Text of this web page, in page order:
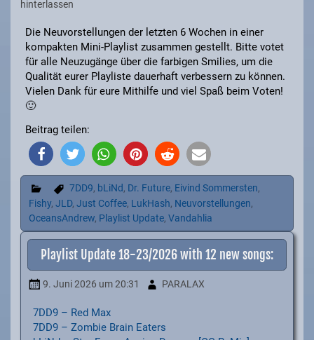
hinterlassen
Die Neuvorstellungen der letzten 6 Wochen in einer
kompakten Mini-Playlist zusammen gestellt. Bitte votet
für alle Neuzugänge über die farbigen Smilies, um die
Qualität eurer Playliste dauerhaft verbessern zu können.
Vielen Dank für eure Mithilfe und viel Spaß beim Voten!
🙂
Beitrag teilen:
7DD9, bLiNd, Dr. Future, Eivind Sommersten,
Fishy,JLD,Just Coffee, LukHash, Neuvorstellungen,
OceansAndrew, Playlist Update,Vandahlia
Playlist Update 18-23/2026 with 12 new songs:
9. Juni 2026 um 20:31 PARALAX
7DD9 – Red Max
7DD9 – Zombie Brain Eaters